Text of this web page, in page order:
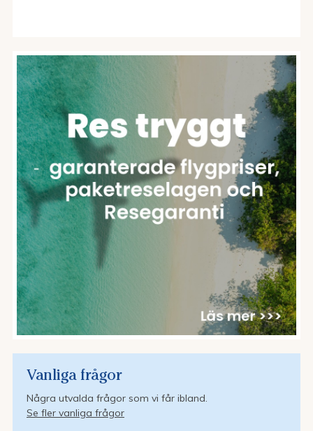
Vanliga frågor
Några utvalda frågor som vi får ibland.
Se fler vanliga frågor